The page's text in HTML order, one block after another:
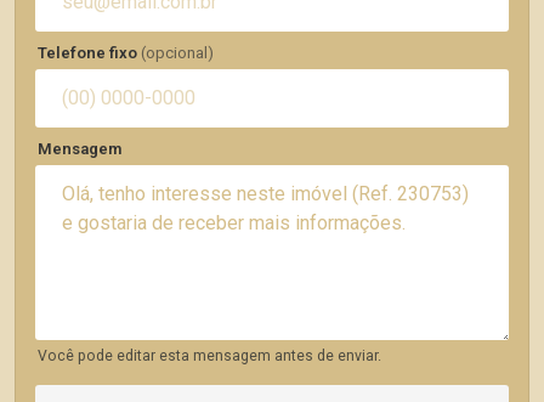
Telefone fixo (opcional)
Mensagem
Você pode editar esta mensagem antes de enviar.